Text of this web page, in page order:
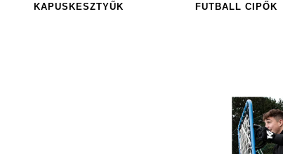
KAPUSKESZTYŰK FUTBALL CIPŐK